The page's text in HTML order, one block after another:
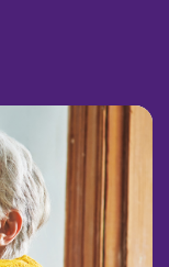
區提供服